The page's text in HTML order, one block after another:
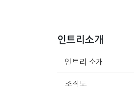
인트리소개
인트리 소개
조직도